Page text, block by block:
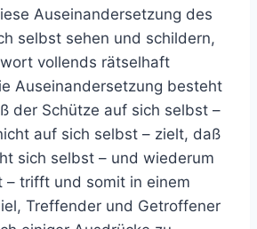
Auseinandersetzung des
selbst sehen und schildern,
vollends rätselhaft
Auseinandersetzung besteht
der Schütze auf sich selbst –
auf sich selbst – zielt, daß
sich selbst – und wiederum
– trifft und somit in einem
Treffender und Getroffener